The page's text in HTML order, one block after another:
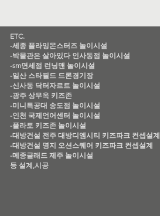
ETC.
-세종 플라잉몬스터즈 놀이시설
-박물관은 살아있다 인사동점 놀이시설
-sm면세점 런닝맨 놀이시설
-일산 스타필드 드론경기장
-신사동 닥터자르트 놀이시설
-광주 상무옥 키즈존
-미니특공대 송도점 놀이시설
-인천 국제언어센터 놀이시설
-플라토 키즈존 놀이시설
-대방건설 전주 대방디엠시티 키즈파크 컨셉설계
-대방건설 명지 오션스퀘어 키즈파크 컨셉설계
​-메종글래드 제주 놀이시설
​등 설계,시공